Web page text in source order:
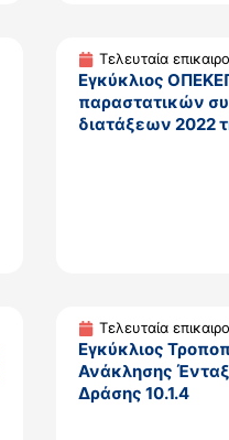
Τελευταία
Εγκύκλιος
παραστατικών
διατάξεων 2022
Τελευταία
Εγκύκλιος
Ανάκλησης
Δράσης 10.1.4